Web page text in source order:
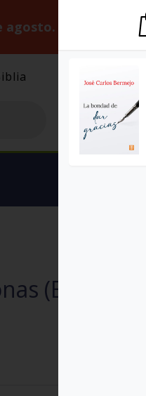
agosto. Gracias por
(Ebook)